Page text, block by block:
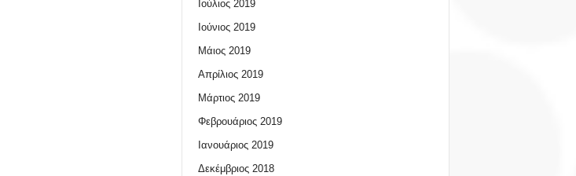
Ιούλιος 2019
Ιούνιος 2019
Μάιος 2019
Απρίλιος 2019
Μάρτιος 2019
Φεβρουάριος 2019
Ιανουάριος 2019
Δεκέμβριος 2018